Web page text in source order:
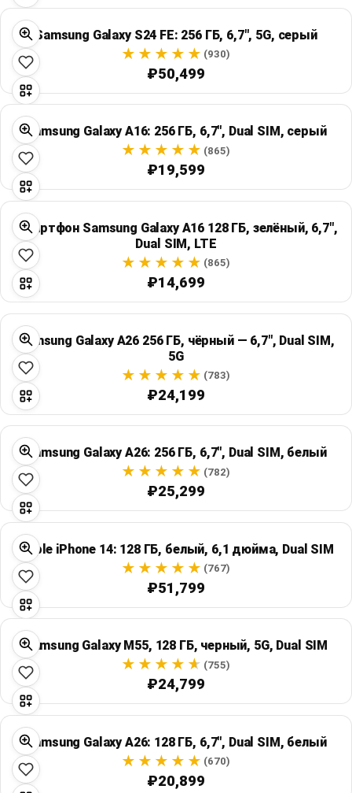
Samsung Galaxy S24 FE: 256 ГБ, 6,7", 5G, серый
(930)
₽50,499
Samsung Galaxy A16: 256 ГБ, 6,7", Dual SIM, серый
(865)
₽19,599
Смартфон Samsung Galaxy A16 128 ГБ, зелёный, 6,7",
Dual SIM, LTE
(865)
₽14,699
Samsung Galaxy A26 256 ГБ, чёрный — 6,7", Dual SIM,
5G
(783)
₽24,199
Samsung Galaxy A26: 256 ГБ, 6,7", Dual SIM, белый
(782)
₽25,299
Apple iPhone 14: 128 ГБ, белый, 6,1 дюйма, Dual SIM
(767)
₽51,799
Samsung Galaxy M55, 128 ГБ, черный, 5G, Dual SIM
(755)
₽24,799
Samsung Galaxy A26: 128 ГБ, 6,7", Dual SIM, белый
(670)
₽20,899